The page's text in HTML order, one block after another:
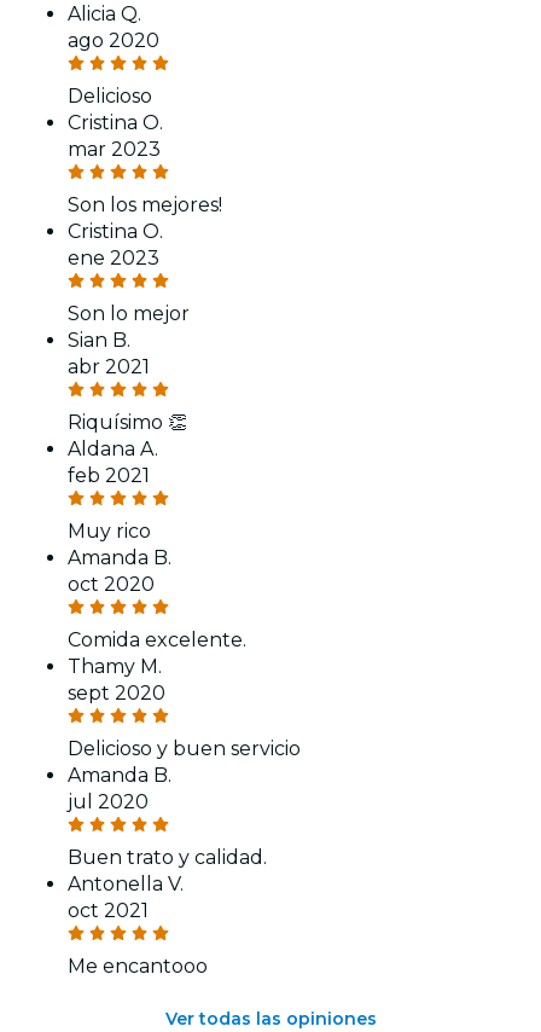
Alicia Q.
ago 2020
Delicioso
Cristina O.
mar 2023
Son los mejores!
Cristina O.
ene 2023
Son lo mejor
Sian B.
abr 2021
Riquísimo 👏
Aldana A.
feb 2021
Muy rico
Amanda B.
oct 2020
Comida excelente.
Thamy M.
sept 2020
Delicioso y buen servicio
Amanda B.
jul 2020
Buen trato y calidad.
Antonella V.
oct 2021
Me encantooo
Ver todas las opiniones